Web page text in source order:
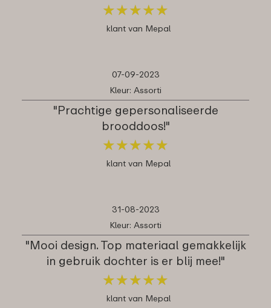
★★★★★
★★★★★
klant van Mepal
07-09-2023
Kleur: Assorti
"Prachtige gepersonaliseerde
brooddoos!"
★★★★★
★★★★★
klant van Mepal
31-08-2023
Kleur: Assorti
"Mooi design. Top materiaal gemakkelijk
in gebruik dochter is er blij mee!"
★★★★★
★★★★★
klant van Mepal